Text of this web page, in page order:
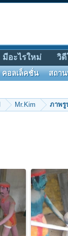
Mr.Kim ภาพรู
มีอะไรใหม่ วิดี
คอลเล็คชั่น สถา